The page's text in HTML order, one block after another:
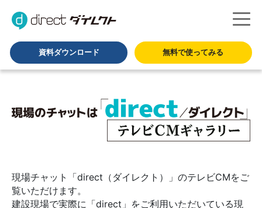
資料ダウンロード 無料で使ってみる
現場チャット「direct（ダイレクト）」のテレビCMをご
覧いただけます。
建設現場で実際に「direct」をご利用いただいている現